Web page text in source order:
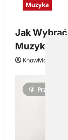
Muzyka
Jak
Muzyka
KnowMore.pl